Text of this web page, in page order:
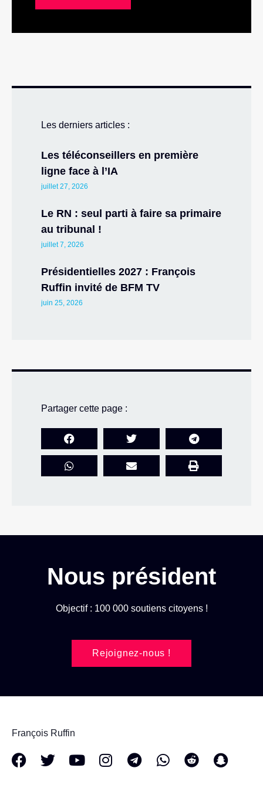
Les derniers articles :
Les téléconseillers en première
ligne face à l’IA
juillet 27, 2026
Le RN : seul parti à faire sa primaire
au tribunal !
juillet 7, 2026
Présidentielles 2027 : François
Ruffin invité de BFM TV
juin 25, 2026
Partager cette page :
Nous président
Objectif : 100 000 soutiens citoyens !
Rejoignez-nous !
François Ruffin